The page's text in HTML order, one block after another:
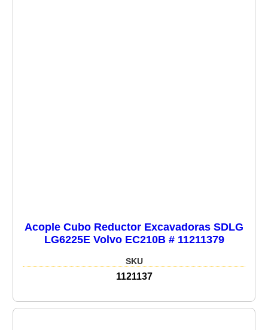
Acople Cubo Reductor Excavadoras SDLG
LG6225E Volvo EC210B # 11211379
SKU
1121137